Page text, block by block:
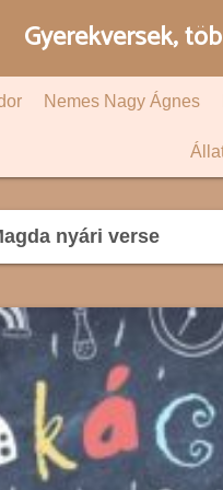
Gyerekversek,
Nemes Nagy Ágnes
nyári verse